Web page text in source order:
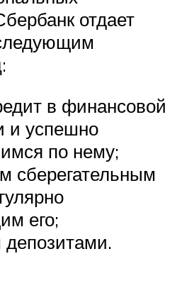
отдает
в финансовой
и успешно
по нему;
сберегательным
его;